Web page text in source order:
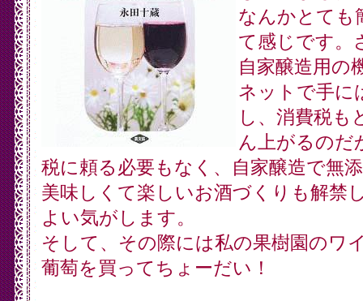
なんかとても
て感じです。
自家醸造用の
ネットで手に
し、消費税も
ん上がるのだ
税に頼る必要もなく、自家醸造で無
美味しくて楽しいお酒づくりも解禁
よい気がします。
そして、その際には私の果樹園のワ
葡萄を買ってちょーだい！